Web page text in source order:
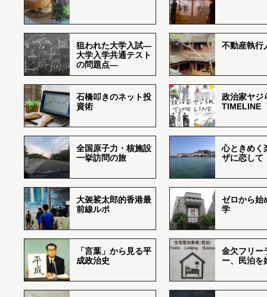
狙われた大学入試―
大学入学共通テスト
の問題点―
不動産執行
石橋叩きのネット投
資術
政治家ヤジ
TIMELINE
全国原子力・核施設
一挙訪問の旅
心ときめく
ザに恋して
大袈裟太郎的香港最
前線ルポ
ゼロから始
学
「言葉」から見る平
成政治史
金欠フリー
ー、民泊を